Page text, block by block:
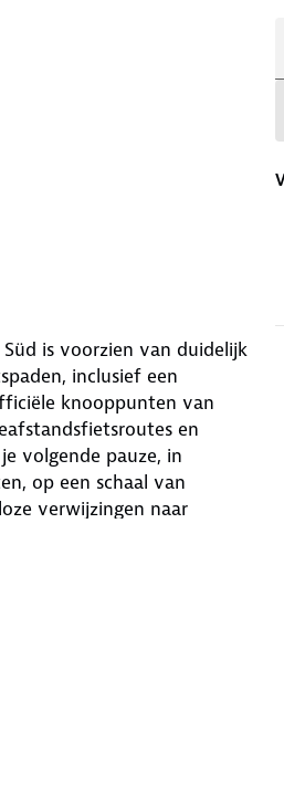
Süd is voorzien van duidelijk
inclusief een
knooppunten van
en
volgende pauze, in
op een schaal van
verwijzingen naar
van de